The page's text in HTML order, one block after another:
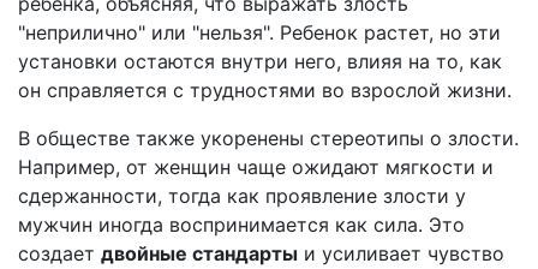
"неприлично" или "нельзя". Ребенок растет, но эти
установки остаются внутри него, влияя на то, как
он справляется с трудностями во взрослой жизни.
В обществе также укоренены стереотипы о злости.
Например, от женщин чаще ожидают мягкости и
сдержанности, тогда как проявление злости у
мужчин иногда воспринимается как сила. Это
создает двойные стандарты и усиливает чувство